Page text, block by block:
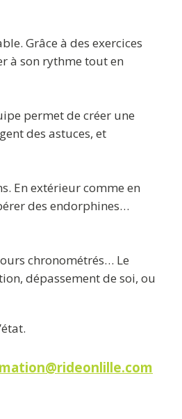
Grâce à des exercices
à son rythme tout en
permet de créer une
des astuces, et
En extérieur comme en
des endorphines…
chronométrés… Le
dépassement de soi, ou